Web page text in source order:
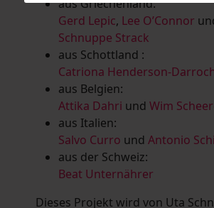
aus Griechenland:
Gerd Lepic, Lee O’Connor
Schnuppe Strack
aus Schottland :
Catriona Henderson-
aus Belgien:
Attika Dahri und Wim
aus Italien:
Salvo Curro und Antonio
aus der Schweiz:
Beat Unternährer
Dieses Projekt wird von Uta